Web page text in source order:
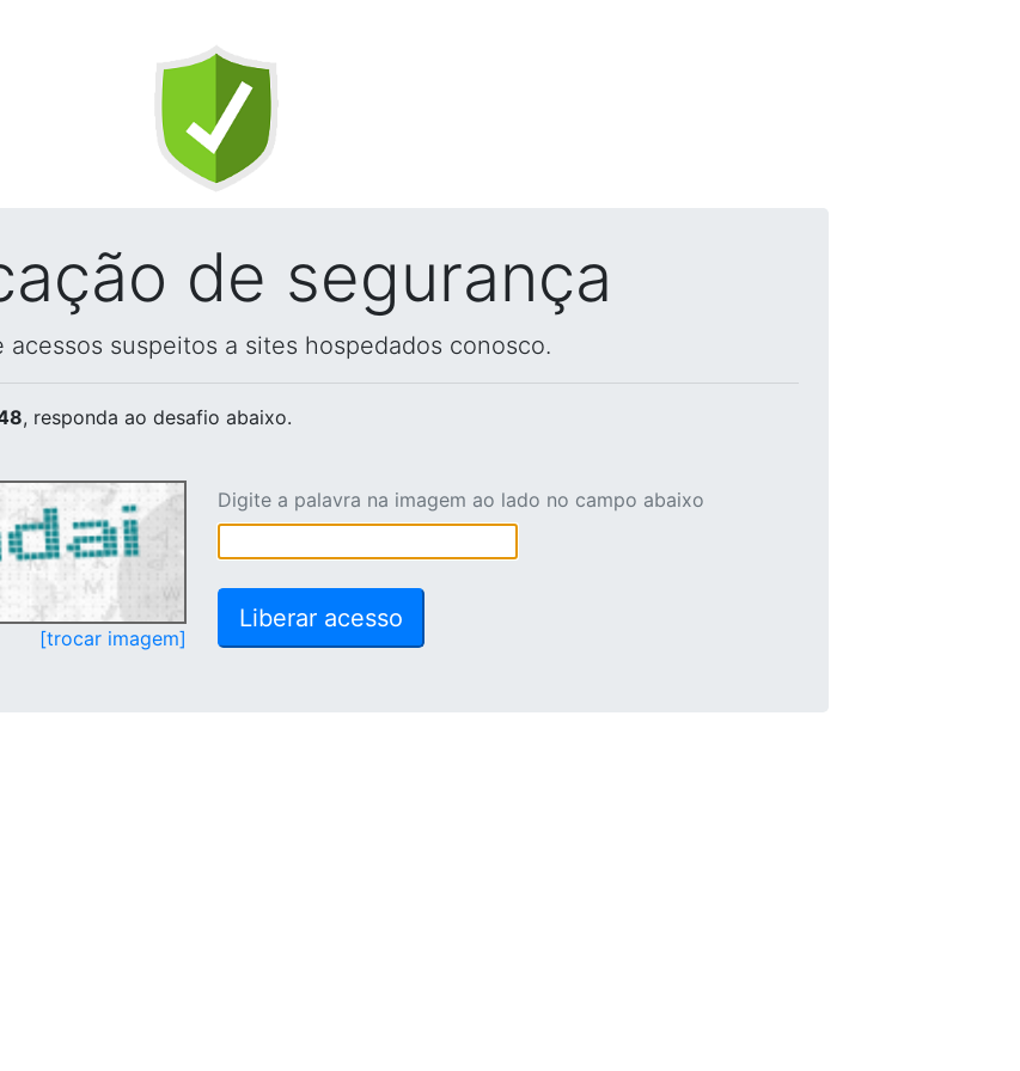
de segurança
suspeitos a sites hospedados conosco.
, responda ao desafio abaixo.
[trocar imagem]
Digite a palavra na imagem ao lado no campo abaixo